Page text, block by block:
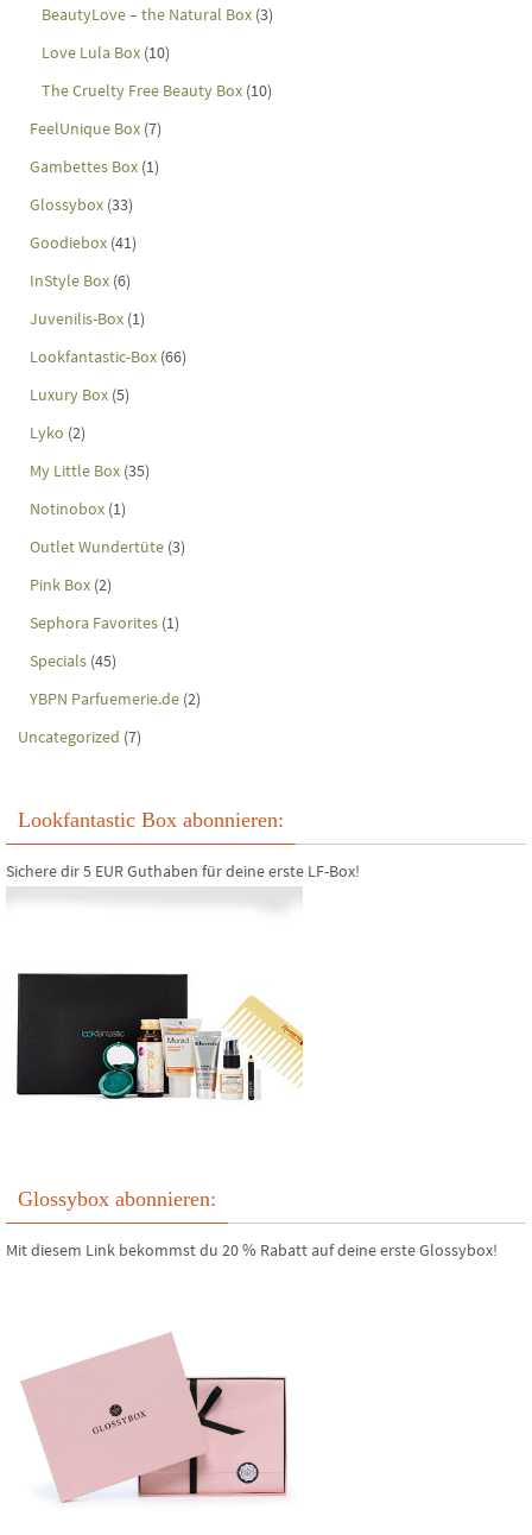
BeautyLove – the Natural Box (3)
Love Lula Box (10)
The Cruelty Free Beauty Box (10)
FeelUnique Box (7)
Gambettes Box (1)
Glossybox (33)
Goodiebox (41)
InStyle Box (6)
Juvenilis-Box (1)
Lookfantastic-Box (66)
Luxury Box (5)
Lyko (2)
My Little Box (35)
Notinobox (1)
Outlet Wundertüte (3)
Pink Box (2)
Sephora Favorites (1)
Specials (45)
YBPN Parfuemerie.de (2)
Uncategorized (7)
Lookfantastic Box abonnieren:
Sichere dir 5 EUR Guthaben für deine erste LF-Box!
Glossybox abonnieren:
Mit diesem Link bekommst du 20 % Rabatt auf deine erste Glossybox!